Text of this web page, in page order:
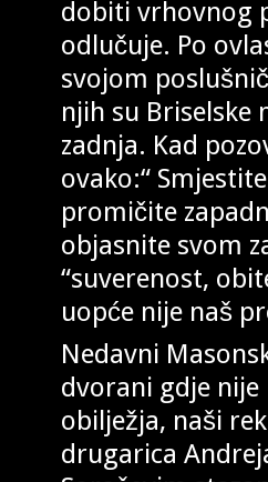
dobiti vrhovnog
odlučuje. Po
svojom
njih su Briselske
zadnja. Kad
ovako:“
promičite
objasnite svom
“suverenost,
uopće nije naš
Nedavni
dvorani gdje
obilježja, naši
drugarica